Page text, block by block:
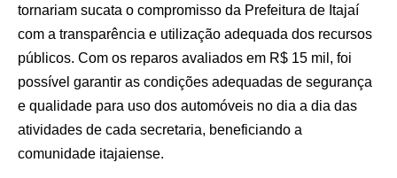
tornariam sucata o compromisso da Prefeitura de Itajaí
com a transparência e utilização adequada dos recursos
públicos. Com os reparos avaliados em R$ 15 mil, foi
possível garantir as condições adequadas de segurança
e qualidade para uso dos automóveis no dia a dia das
atividades de cada secretaria, beneficiando a
comunidade itajaiense.